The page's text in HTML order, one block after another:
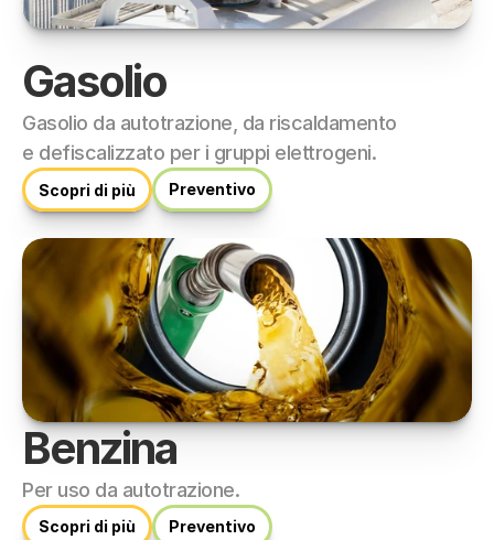
Gasolio
Gasolio da autotrazione, da riscaldamento
e defiscalizzato per i gruppi elettrogeni.
Scopri di più Preventivo
Benzina
Per uso da autotrazione.
Scopri di più Preventivo